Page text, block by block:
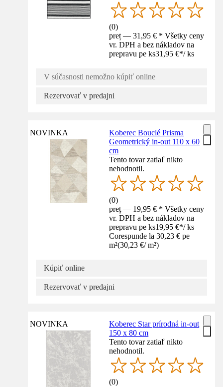
(0)
preț — 31,95 € * Všetky ceny
vr. DPH a bez nákladov na
prepravu pe ks31,95 €*/ ks
V súčasnosti nemožno kúpiť online
Rezervovať v predajni
NOVINKA
Koberec Bouclé Prisma
Geometrický in-out 110 x 60
cm
Tento tovar zatiaľ nikto
nehodnotil.
(0)
preț — 19,95 € * Všetky ceny
vr. DPH a bez nákladov na
prepravu pe ks19,95 €*/ ks
Corespunde la 30,23 € pe
m²(30,23 €/ m²)
Kúpiť online
Rezervovať v predajni
NOVINKA
Koberec Star prírodná in-out
150 x 80 cm
Tento tovar zatiaľ nikto
nehodnotil.
(0)